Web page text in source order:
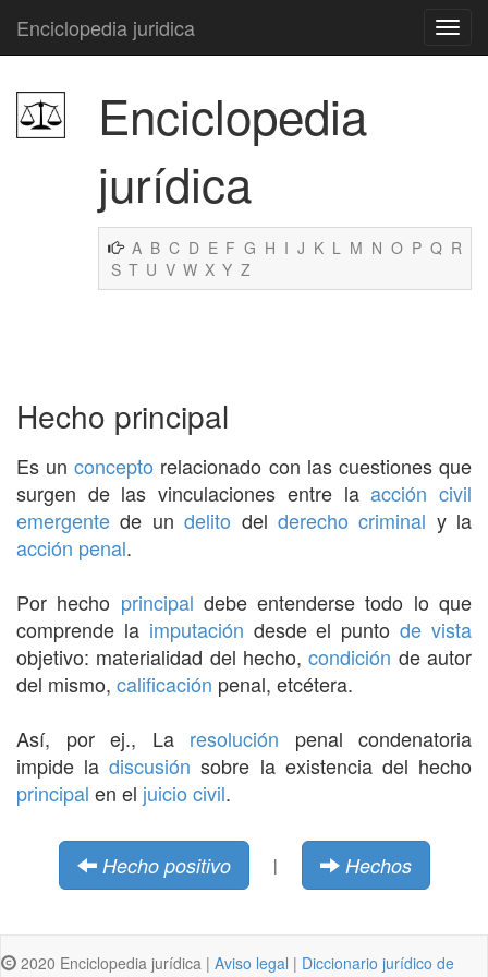
Enciclopedia juridica
Enciclopedia
jurídica
A B C D E F G H I J K L M N O P Q R
S T U V W X Y Z
Hecho principal
Es unconcepto relacionado con las cuestiones que
surgen de las vinculaciones entre laacción civil
emergente de undelito del derecho criminal y la
acción penal.
Por hecho principal debe entenderse todo lo que
comprende la imputación desde el puntode vista
objetivo: materialidad del hecho,condición de autor
del mismo, calificación penal, etcétera.
Así, por ej., La resolución penal condenatoria
impide ladiscusión sobre la existencia del hecho
principal en el juicio civil.
Hecho positivo | Hechos
2020 Enciclopedia jurídica | Aviso legal | Diccionario jurídico de